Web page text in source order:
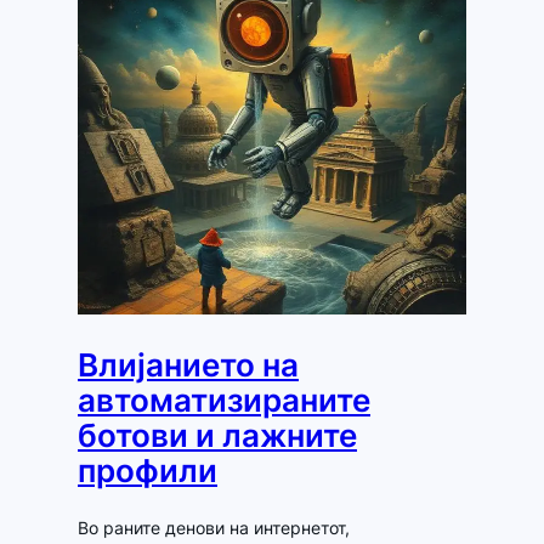
Влијанието на
автоматизираните
ботови и лажните
профили
Во раните денови на интернетот,